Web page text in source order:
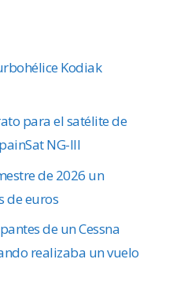
Kodiak
para el satélite de
NG-III
de 2026 un
de euros
de un Cessna
realizaba un vuelo